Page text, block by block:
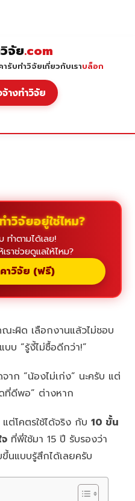
จัย.com
ารับทำวิจัยเกี่ยวกับเราบล็อก
างทำวิจัย
วิจัยอยู่ใช่ไหม?
ทำตามได้เลย!
ราช่วยดูแลให้ไหม?
คาวิจัย (ฟรี)
ะผิด เลือกงานแล้วไม่ชอบ
บ “รู้งี้ไม่ซื้อดีกว่า!”
ก “น้องไม่เก่ง” นะครับ แต่
ที่ดีพอ” ต่างหาก
แต่โคตรใช้ได้จริง กับ10 ขั้น
ที่พี่ใช้มา 15 ปี รับรองว่า
นแบบรู้สึกได้เลยครับ